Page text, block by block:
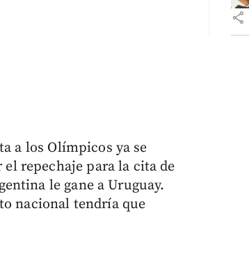
a los Olímpicos ya se
repechaje para la cita de
le gane a Uruguay.
nacional tendría que
share